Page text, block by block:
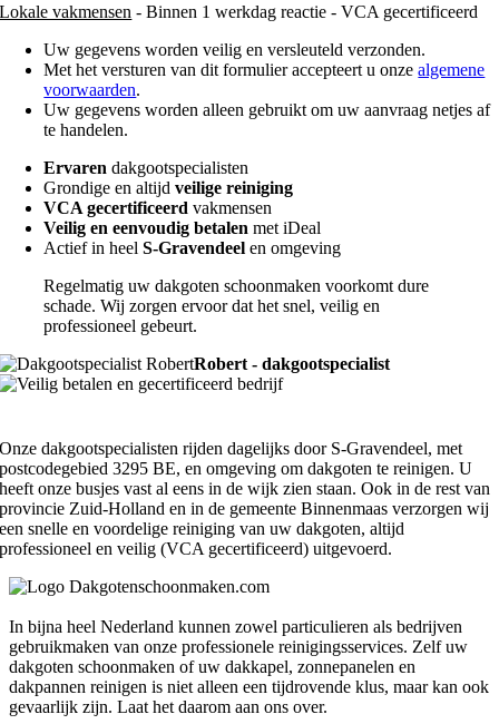
Lokale vakmensen - Binnen 1 werkdag reactie - VCA gecertificeerd
Uw gegevens worden veilig en versleuteld verzonden.
Met het versturen van dit formulier accepteert u onzealgemene
voorwaarden.
Uw gegevens worden alleen gebruikt om uw aanvraag netjes af
te handelen.
Ervaren dakgootspecialisten
Grondige en altijdveilige reiniging
VCA gecertificeerdvakmensen
Veilig en eenvoudig betalen met iDeal
Actief in heelS-Gravendeel en omgeving
Regelmatig uw dakgoten schoonmaken voorkomt dure
schade. Wij zorgen ervoor dat het snel, veilig en
professioneel gebeurt.
Robert - dakgootspecialist
Onze dakgootspecialisten rijden dagelijks door S-Gravendeel, met
postcodegebied 3295 BE, en omgeving om dakgoten te reinigen. U
heeft onze busjes vast al eens in de wijk zien staan. Ook in de rest van
provincie Zuid-Holland en in de gemeente Binnenmaas verzorgen wij
een snelle en voordelige reiniging van uw dakgoten, altijd
professioneel en veilig (VCA gecertificeerd) uitgevoerd.
In bijna heel Nederland kunnen zowel particulieren als bedrijven
gebruikmaken van onze professionele reinigingsservices. Zelf uw
dakgoten schoonmaken of uw dakkapel, zonnepanelen en
dakpannen reinigen is niet alleen een tijdrovende klus, maar kan ook
gevaarlijk zijn. Laat het daarom aan ons over.